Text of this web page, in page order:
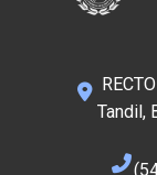
Tandil,